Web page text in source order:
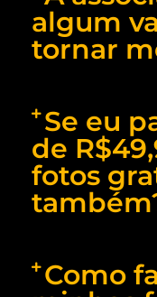
algum
tornar
Se eu
de
fotos
Como